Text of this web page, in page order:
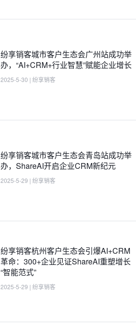
纷享销客城市客户生态会广州站成功举
办，“AI+CRM+行业智慧”赋能企业增长
2025-5-30 | 纷享销客
纷享销客城市客户生态会青岛站成功举
办，ShareAI开启企业CRM新纪元
2025-5-29 | 纷享销客
纷享销客杭州客户生态会引爆AI+CRM
革命：300+企业见证ShareAI重塑增长
“智能范式”
2025-5-29 | 纷享销客